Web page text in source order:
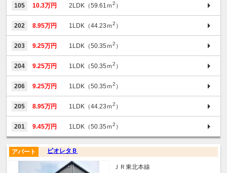
105 10.3万円 2LDK（59.61ｍ2 ）
202 8.95万円 1LDK（44.23ｍ2 ）
203 9.25万円 1LDK（50.35ｍ2 ）
204 9.25万円 1LDK（50.35ｍ2 ）
206 9.25万円 1LDK（50.35ｍ2 ）
205 8.95万円 1LDK（44.23ｍ2 ）
201 9.45万円 1LDK（50.35ｍ2 ）
ビオレタＢ
アパート
ＪＲ東北本線